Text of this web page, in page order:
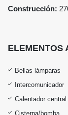
Construcción:
ELEMENTOS
Bellas lámparas
Intercomunicador
Calentador
Cisterna/bomba